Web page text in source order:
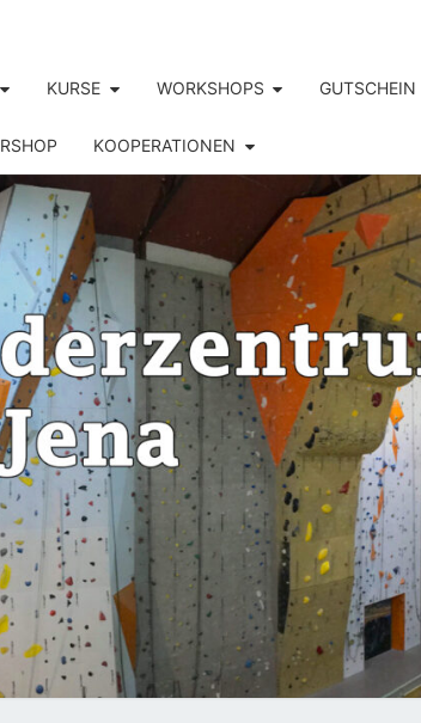
KURSE WORKSHOPS GUTSCHEIN
KOOPERATIONEN